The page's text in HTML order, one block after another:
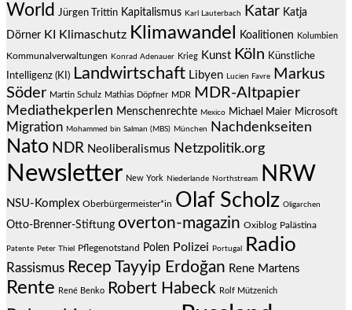
World
Jürgen Trittin Kapitalismus Karl Lauterbach Katar Katja
Dörner KI Klimaschutz Klimawandel Koalitionen Kolumbien
Kommunalverwaltungen Konrad Adenauer Krieg Kunst Köln Künstliche
Intelligenz (KI) Landwirtschaft Libyen Lucien Favre
Markus
Söder Martin Schulz Mathias Döpfner MDR MDR-Altpapier
Mediathekperlen Menschenrechte Mexico Michael Maier Microsoft
Migration Mohammed bin Salman (MBS) München Nachdenkseiten
Nato NDR Neoliberalismus Netzpolitik.org
Newsletter New York Niederlande Northstream NRW
NSU-Komplex Oberbürgermeister*in Olaf Scholz Oligarchen
Otto-Brenner-Stiftung overton-magazin Oxiblog Palästina
Patente Peter Thiel Pflegenotstand Polen Polizei Portugal Radio
Rassismus Recep Tayyip Erdoğan Rene Martens
Rente René Benko Robert Habeck Rolf Mützenich